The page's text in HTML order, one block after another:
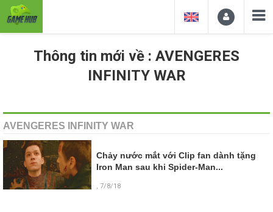
Thông tin mới về : AVENGERES
INFINITY WAR
AVENGERES INFINITY WAR
Chảy nước mắt với Clip fan dành tặng
Iron Man sau khi Spider-Man...
, 7/8/18